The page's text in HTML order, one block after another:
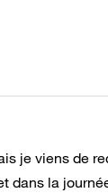
je viens de
dans la